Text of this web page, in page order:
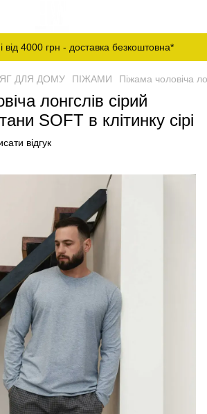
від 4000 грн - доставка безкоштовна*
ДЛЯ ДОМУ ПІЖАМИ Піжама чоловіча
лонгслів сірий
SOFT в клітинку сірі
відгук